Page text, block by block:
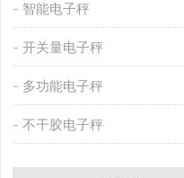
智能电子秤
开关量电子秤
多功能电子秤
不干胶电子秤